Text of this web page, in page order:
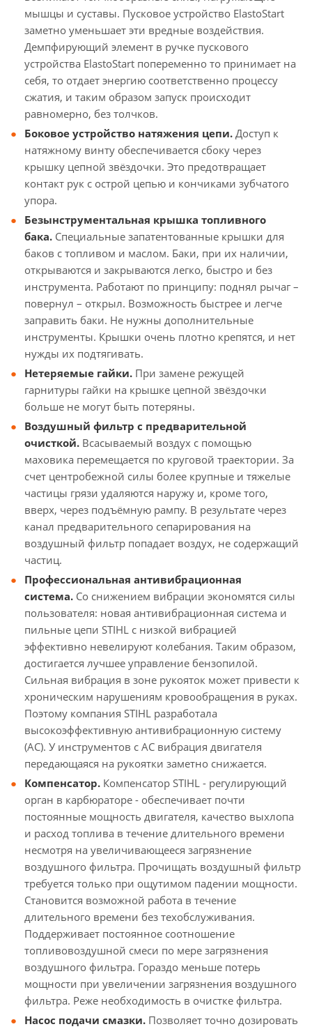
мышцы и суставы. Пусковое устройство ElastoStart
заметно уменьшает эти вредные воздействия.
Демпфирующий элемент в ручке пускового
устройства ElastoStart попеременно то принимает на
себя, то отдает энергию соответственно процессу
сжатия, и таким образом запуск происходит
равномерно, без толчков.
Боковое устройство натяжения цепи. Доступ к
натяжному винту обеспечивается сбоку через
крышку цепной звёздочки. Это предотвращает
контакт рук с острой цепью и кончиками зубчатого
упора.
Безынструментальная крышка топливного
бака. Специальные запатентованные крышки для
баков с топливом и маслом. Баки, при их наличии,
открываются и закрываются легко, быстро и без
инструмента. Работают по принципу: поднял рычаг –
повернул – открыл. Возможность быстрее и легче
заправить баки. Не нужны дополнительные
инструменты. Крышки очень плотно крепятся, и нет
нужды их подтягивать.
Нетеряемые гайки. При замене режущей
гарнитуры гайки на крышке цепной звёздочки
больше не могут быть потеряны.
Воздушный фильтр с предварительной
очисткой. Всасываемый воздух с помощью
маховика перемещается по круговой траектории. За
счет центробежной силы более крупные и тяжелые
частицы грязи удаляются наружу и, кроме того,
вверх, через подъёмную рампу. В результате через
канал предварительного сепарирования на
воздушный фильтр попадает воздух, не содержащий
частиц.
Профессиональная антивибрационная
система. Со снижением вибрации экономятся силы
пользователя: новая антивибрационная система и
пильные цепи STIHL с низкой вибрацией
эффективно невелируют колебания. Таким образом,
достигается лучшее управление бензопилой.
Сильная вибрация в зоне рукояток может привести к
хроническим нарушениям кровообращения в руках.
Поэтому компания STIHL разработала
высокоэффективную антивибрационную систему
(АС). У инструментов с АС вибрация двигателя
передающаяся на рукоятки заметно снижается.
Компенсатор. Компенсатор STIHL - регулирующий
орган в карбюраторе - обеспечивает почти
постоянные мощность двигателя, качество выхлопа
и расход топлива в течение длительного времени
несмотря на увеличивающееся загрязнение
воздушного фильтра. Прочищать воздушный фильтр
требуется только при ощутимом падении мощности.
Становится возможной работа в течение
длительного времени без техобслуживания.
Поддерживает постоянное соотношение
топливовоздушной смеси по мере загрязнения
воздушного фильтра. Гораздо меньше потерь
мощности при увеличении загрязнения воздушного
фильтра. Реже необходимость в очистке фильтра.
Насос подачи смазки. Позволяет точно дозировать